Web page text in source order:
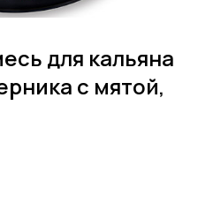
для кальяна
с мятой,